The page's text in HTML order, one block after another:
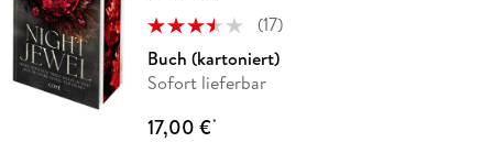
(17)
Buch (kartoniert)
Sofort lieferbar
17,00 €*